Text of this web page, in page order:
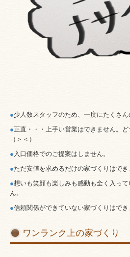
●少人数スタッフのため、一度にたくさん
●正直・・・上手い営業はできません。
（＞＜）
● 入口価格でのご提案はしません。
●ただ安値を求めるだけの家づくりはでき
●想いも笑顔も楽しみも感動も全く入っ
ん。
●信頼関係ができていない家づくりはでき
ワンランク上の家づくり